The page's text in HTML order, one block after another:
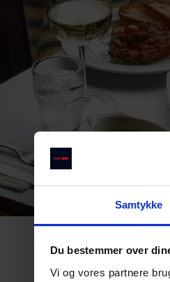
Samtykke
Du bestemmer over
Vi og vores partnere